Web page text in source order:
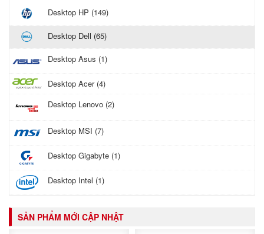
Desktop HP (149)
Desktop Dell (65)
Desktop Asus (1)
Desktop Acer (4)
Desktop Lenovo (2)
Desktop MSI (7)
Desktop Gigabyte (1)
Desktop Intel (1)
SẢN PHẨM MỚI CẬP NHẬT